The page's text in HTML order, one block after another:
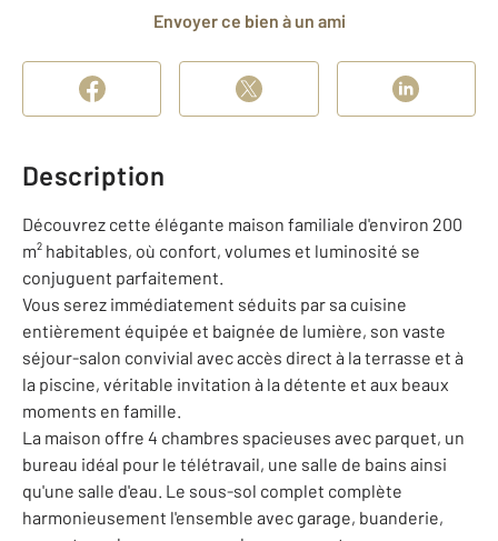
Envoyer ce bien à un ami
Description
Découvrez cette élégante maison familiale d'environ 200
m² habitables, où confort, volumes et luminosité se
conjuguent parfaitement.
Vous serez immédiatement séduits par sa cuisine
entièrement équipée et baignée de lumière, son vaste
séjour-salon convivial avec accès direct à la terrasse et à
la piscine, véritable invitation à la détente et aux beaux
moments en famille.
La maison offre 4 chambres spacieuses avec parquet, un
bureau idéal pour le télétravail, une salle de bains ainsi
qu'une salle d'eau. Le sous-sol complet complète
harmonieusement l'ensemble avec garage, buanderie,